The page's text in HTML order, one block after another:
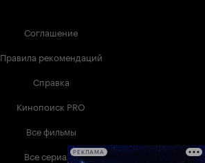
Соглашение
Правила рекомендаций
Справка
Кинопоиск PRO
Все фильмы
Все сериалыРЕКЛАМА